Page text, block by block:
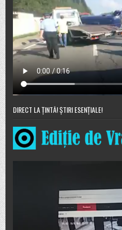
DIRECT LA ȚINTĂ! ȘTIRI ESENȚIALE!